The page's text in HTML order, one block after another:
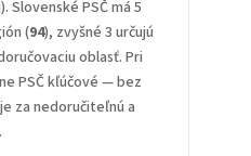
Slovenské PSČ má 5
(94), zvyšné 3 určujú
oblasť. Pri
PSČ kľúčové — bez
za nedoručiteľnú a
.